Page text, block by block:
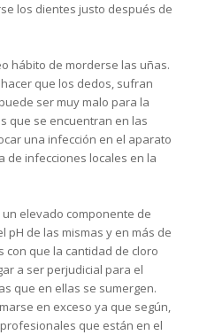
los dientes justo después de
hábito de morderse las uñas.
que los dedos, sufran
ser muy malo para la
que se encuentran en las
una infección en el aparato
de infecciones locales en la
elevado componente de
pH de las mismas y en más de
con que la cantidad de cloro
a ser perjudicial para el
que en ellas se sumergen.
en exceso ya que según,
que están en el